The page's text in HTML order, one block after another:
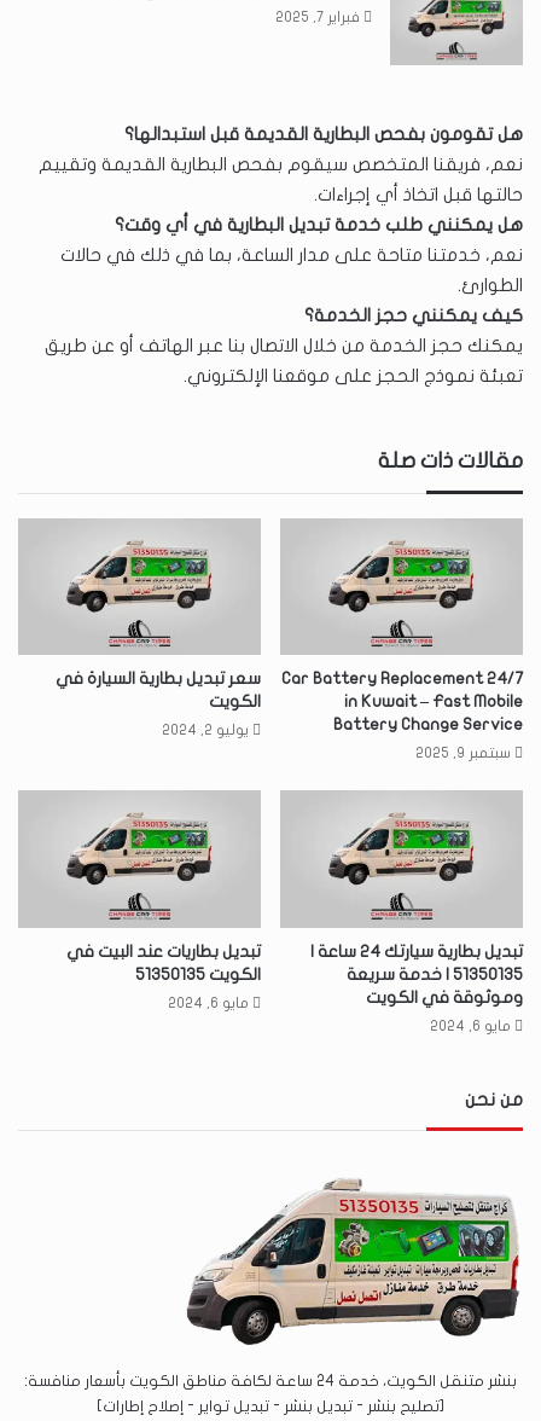
فبراير 7, 2025
هل تقومون بفحص البطارية القديمة قبل استبدالها؟
نعم، فريقنا المتخصص سيقوم بفحص البطارية القديمة وتقييم
حالتها قبل اتخاذ أي إجراءات.
هل يمكنني طلب خدمة تبديل البطارية في أي وقت؟
نعم، خدمتنا متاحة على مدار الساعة، بما في ذلك في حالات
الطوارئ.
كيف يمكنني حجز الخدمة؟
يمكنك حجز الخدمة من خلال الاتصال بنا عبر الهاتف أو عن طريق
تعبئة نموذج الحجز على موقعنا الإلكتروني.
مقالات ذات صلة
24/7 Car Battery Replacement
in Kuwait – Fast Mobile
Battery Change Service
سبتمبر 9, 2025
سعر تبديل بطارية السيارة في
الكويت
يوليو 2, 2024
تبديل بطارية سيارتك 24 ساعة |
51350135 | خدمة سريعة
وموثوقة في الكويت
مايو 6, 2024
تبديل بطاريات عند البيت في
الكويت 51350135
مايو 6, 2024
من نحن
بنشر متنقل الكويت، خدمة 24 ساعة لكافة مناطق الكويت بأسعار منافسة:
[تصليح بنشر - تبديل بنشر - تبديل تواير - إصلاح إطارات]